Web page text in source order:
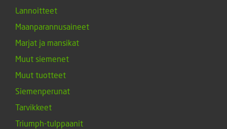
Lannoitteet
Maanparannusaineet
Marjat ja mansikat
Muut siemenet
Muut tuotteet
Siemenperunat
Tarvikkeet
Triumph-tulppaanit